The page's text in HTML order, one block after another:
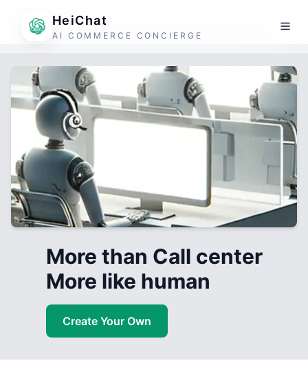
HeiChat
AI COMMERCE CONCIERGE
More than Call center
More like human
Create Your Own